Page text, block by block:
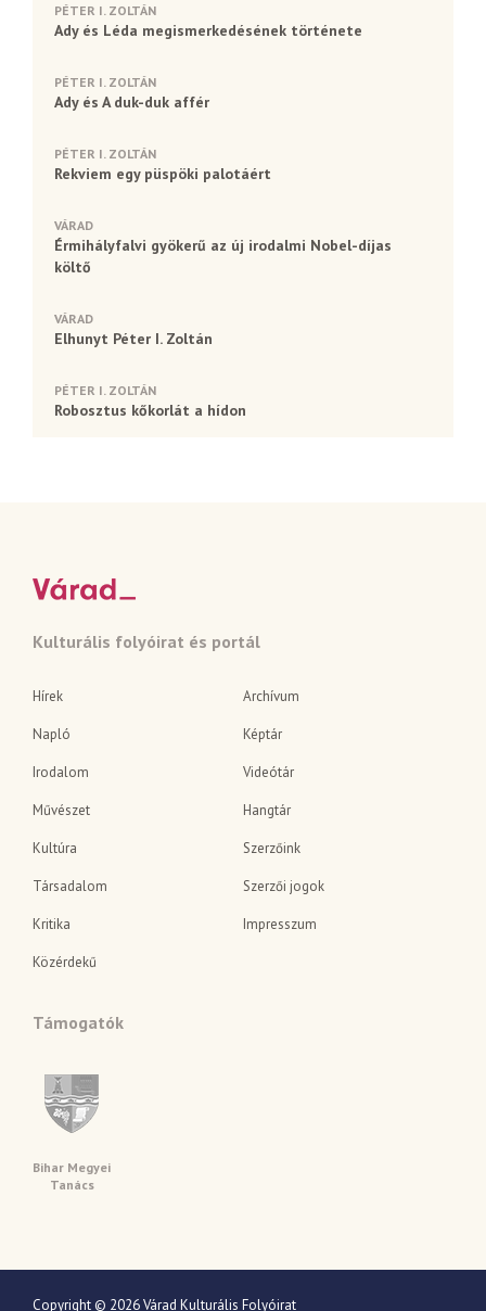
PÉTER I. ZOLTÁN
Ady és Léda megismerkedésének története
PÉTER I. ZOLTÁN
Ady és A duk-duk affér
PÉTER I. ZOLTÁN
Rekviem egy püspöki palotáért
VÁRAD
Érmihályfalvi gyökerű az új irodalmi Nobel-díjas
költő
VÁRAD
Elhunyt Péter I. Zoltán
PÉTER I. ZOLTÁN
Robosztus kőkorlát a hídon
Kulturális folyóirat és portál
Hírek
Napló
Irodalom
Művészet
Kultúra
Társadalom
Kritika
Közérdekű
Archívum
Képtár
Videótár
Hangtár
Szerzőink
Szerzői jogok
Impresszum
Támogatók
Bihar Megyei
Tanács
Copyright © 2026 Várad Kulturális Folyóirat